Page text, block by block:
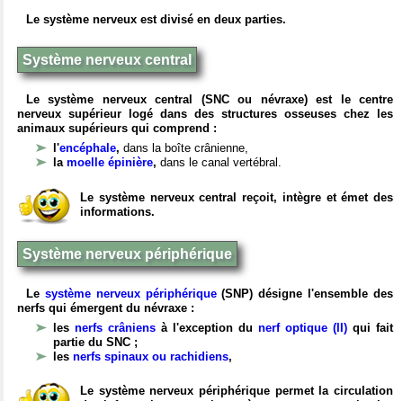
Le système nerveux est divisé en deux parties.
Système nerveux central
Le système nerveux central (SNC ou névraxe) est le centre
nerveux supérieur logé dans des structures osseuses chez les
animaux supérieurs qui comprend :
l'encéphale, dans la boîte crânienne,
la moelle épinière, dans le canal vertébral.
Le système nerveux central reçoit, intègre et émet des
informations.
Système nerveux périphérique
Le système nerveux périphérique(SNP) désigne l'ensemble des
nerfs qui émergent du névraxe :
les nerfs crâniens à l'exception du nerf optique (II) qui fait
partie du SNC ;
les nerfs spinaux ou rachidiens,
Le système nerveux périphérique permet la circulation